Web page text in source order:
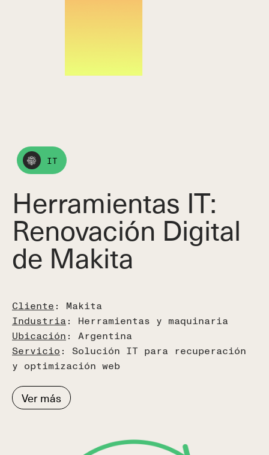
IT
Herramientas IT:
Renovación Digital
de Makita
Cliente : Makita
Industria: Herramientas y maquinaria
Ubicación : Argentina
Servicio : Solución IT para recuperación
y optimización web
Ver más